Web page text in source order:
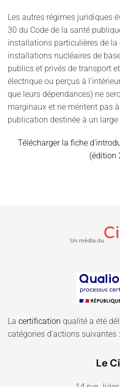
Les autres régimes juridiques
30 du Code de la santé
installations particulières de la
installations nucléaires de
publics et privés de transport
électrique ou perçus à
que leurs dépendances) ne
marginaux et ne méritent pas
publication destinée à un large
Télécharger la fiche
(édition
La certification qualité a été
catégories d'actions suivantes
Le